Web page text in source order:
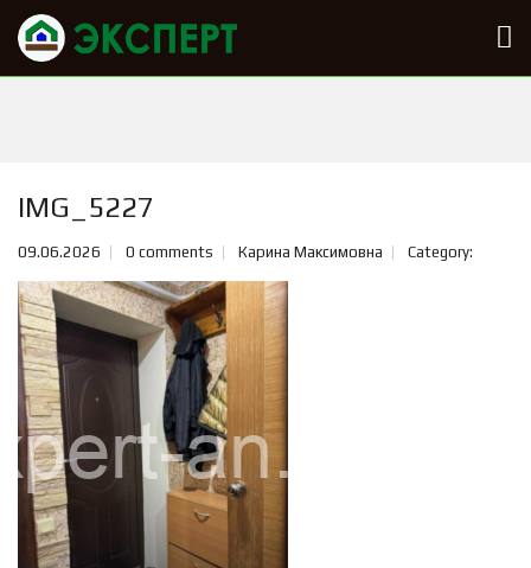
IMG_5227
09.06.2026 0 comments Карина Максимовна Category: